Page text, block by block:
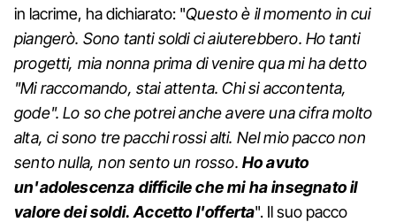
in lacrime, ha dichiarato: "Questo è il momento in cui
piangerò. Sono tanti soldi ci aiuterebbero. Ho tanti
progetti, mia nonna prima di venire qua mi ha detto
"Mi raccomando, stai attenta. Chi si accontenta,
gode". Lo so che potrei anche avere una cifra molto
alta, ci sono tre pacchi rossi alti. Nel mio pacco non
sento nulla, non sento un rosso. Ho avuto
un'adolescenza difficile che mi ha insegnato il
valore dei soldi. Accetto l'offerta". Il suo pacco